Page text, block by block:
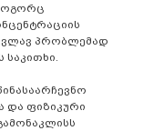
პრობლემად
და ფიზიკური